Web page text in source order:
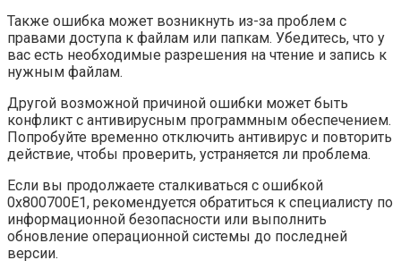
Также ошибка может возникнуть из-за проблем с
правами доступа к файлам или папкам. Убедитесь, что у
вас есть необходимые разрешения на чтение и запись к
нужным файлам.
Другой возможной причиной ошибки может быть
конфликт с антивирусным программным обеспечением.
Попробуйте временно отключить антивирус и повторить
действие, чтобы проверить, устраняется ли проблема.
Если вы продолжаете сталкиваться с ошибкой
0x800700E1, рекомендуется обратиться к специалисту по
информационной безопасности или выполнить
обновление операционной системы до последней
версии.